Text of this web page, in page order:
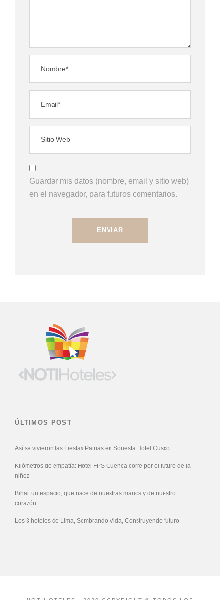
Guardar mis datos (nombre, email y sitio web)
en el navegador, para futuros comentarios.
ÚLTIMOS POST
Así se vivieron las Fiestas Patrias en Sonesta Hotel Cusco
Kilómetros de empatía: Hotel FPS Cuenca corre por el futuro de la
niñez
Bihai: un espacio, que nace de nuestras manos y de nuestro
corazón
Los 3 hoteles de Lima, Sembrando Vida, Construyendo futuro